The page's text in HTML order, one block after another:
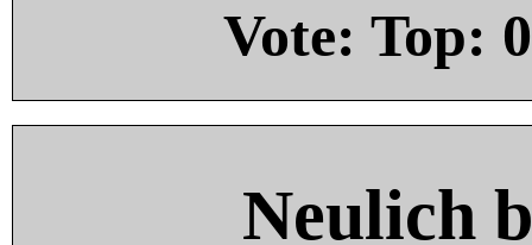
Vote: Top: 0
Neulich